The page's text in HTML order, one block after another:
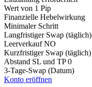
Wert von 1 Pip
Finanzielle Hebelwirkung
Minimaler Schritt
Langfristiger Swap (täglich)
Leerverkauf NO
Kurzfristiger Swap (täglich)
Abstand SL und TP 0
3-Tage-Swap (Datum)
Konto eröffnen